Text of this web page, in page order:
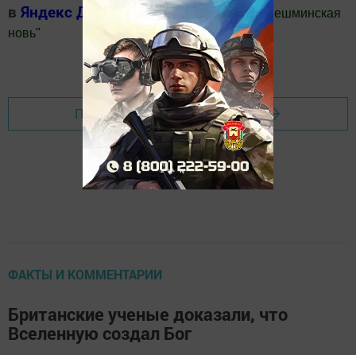
в Яндекс Дзен Телеграм канале"Шешминская
новь"
Добавить Шешминскую новь в Яндекс.Новости
Перейти на страницу новости
ФАКТЫ И КОММЕНТАРИИ
Британские ученые доказали, что
Вселенную создал Бог